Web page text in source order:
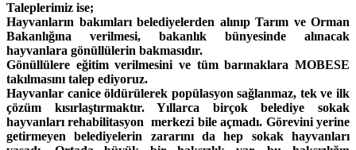
Taleplerimiz ise;
Hayvanların bakımları belediyelerden alınıp Tarım ve Orman
Bakanlığına verilmesi, bakanlık bünyesinde alınacak
hayvanlara gönüllülerin bakmasıdır.
Gönüllülere eğitim verilmesini ve tüm barınaklara MOBESE
takılmasını talep ediyoruz.
Hayvanlar canice öldürülerek popülasyon sağlanmaz, tek ve ilk
çözüm kısırlaştırmaktır. Yıllarca birçok belediye sokak
hayvanları rehabilitasyon merkezi bile açmadı. Görevini yerine
getirmeyen belediyelerin zararını da hep sokak hayvanları